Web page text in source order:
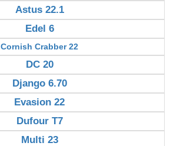
Astus 22.1
Edel 6
Cornish Crabber 22
DC 20
Django 6.70
Evasion 22
Dufour T7
Multi 23